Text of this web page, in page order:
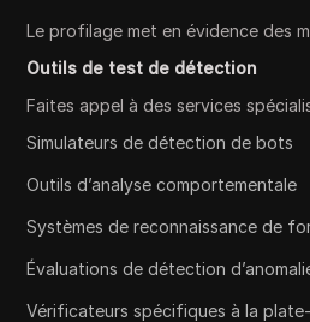
Le profilage met en évidence des
Outils de test de détection
Faites appel à des services
Simulateurs de détection de bots
Outils d’analyse comportementale
Systèmes de reconnaissance de
Évaluations de détection
Vérificateurs spécifiques à la